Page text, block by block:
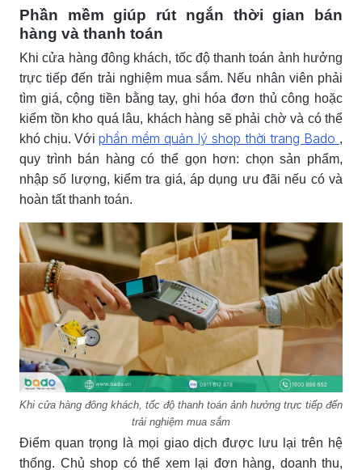
Phần mềm giúp rút ngắn thời gian bán
hàng và thanh toán
Khi cửa hàng đông khách, tốc độ thanh toán ảnh hưởng
trực tiếp đến trải nghiệm mua sắm. Nếu nhân viên phải
tìm giá, cộng tiền bằng tay, ghi hóa đơn thủ công hoặc
kiểm tồn kho quá lâu, khách hàng sẽ phải chờ và có thể
khó chịu. Vớiphần mềm quản lý shop thời trang Bado ,
quy trình bán hàng có thể gọn hơn: chọn sản phẩm,
nhập số lượng, kiểm tra giá, áp dụng ưu đãi nếu có và
hoàn tất thanh toán.
Khi cửa hàng đông khách, tốc độ thanh toán ảnh hưởng trực tiếp đến
trải nghiệm mua sắm
Điểm quan trọng là mọi giao dịch được lưu lại trên hệ
thống. Chủ shop có thể xem lại đơn hàng, doanh thu,